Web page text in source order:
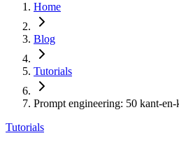
Home
Blog
Tutorials
Prompt engineering: 50 kant-
Tutorials